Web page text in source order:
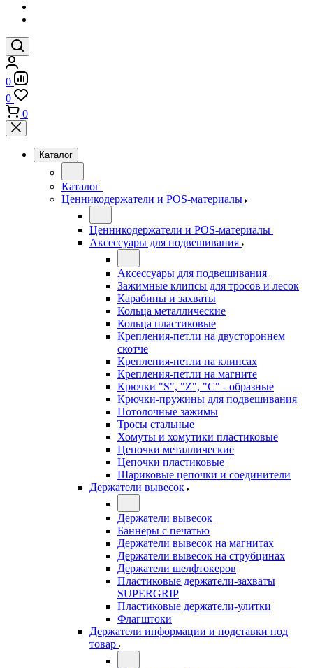
0
0
0
Каталог
Каталог
Ценникодержатели и POS-материалы
Ценникодержатели и POS-материалы
Аксессуары для подвешивания
Аксессуары для подвешивания
Зажимные клипсы для тросов и лесок
Карабины и захваты
Кольца металлические
Кольца пластиковые
Крепления-петли на двустороннем
скотче
Крепления-петли на клипсах
Крепления-петли на магните
Крючки "S", "Z", "C" - образные
Крючки-пружины для подвешивания
Потолочные зажимы
Тросы стальные
Хомуты и хомутики пластиковые
Цепочки металлические
Цепочки пластиковые
Шариковые цепочки и соединители
Держатели вывесок
Держатели вывесок
Баннеры с печатью
Держатели вывесок на магнитах
Держатели вывесок на струбцинах
Держатели шелфтокеров
Пластиковые держатели-захваты
SUPERGRIP
Пластиковые держатели-улитки
Флагштоки
Держатели информации и подставки под
товар